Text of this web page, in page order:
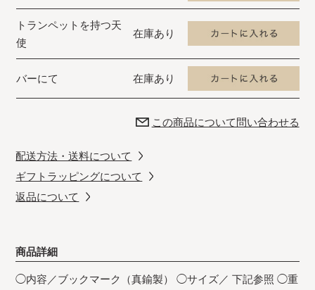
トランペットを持つ天
使
在庫あり
バーにて 在庫あり
この商品について問い合わせる
配送方法・送料について
ギフトラッピングについて
返品について
商品詳細
◯内容／ブックマーク（真鍮製） ◯サイズ／ 下記参照 ◯重